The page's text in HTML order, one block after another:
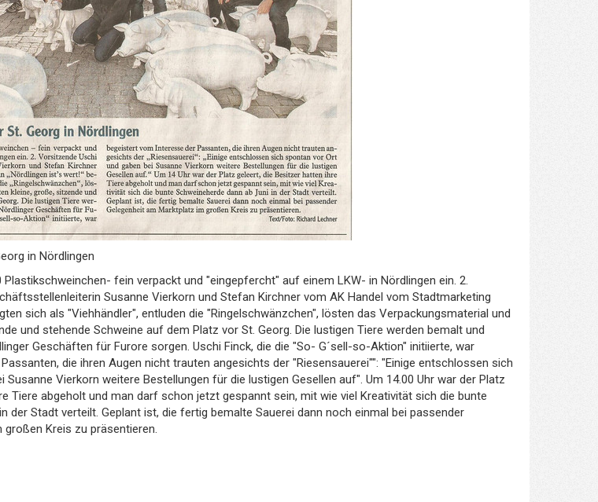
in Nördlingen
fein verpackt und "eingepfercht" auf einem LKW- in Nördlingen ein. 2.
Susanne Vierkorn und Stefan Kirchner vom AK Handel vom Stadtmarketing
sich als "Viehhändler", entluden die "Ringelschwänzchen", lösten das Verpackungsmaterial und
und stehende Schweine auf dem Platz vor St. Georg. Die lustigen Tiere werden bemalt und
Geschäften für Furore sorgen. Uschi Finck, die die "So- G´sell-so-Aktion" initiierte, war
die ihren Augen nicht trauten angesichts der "Riesensauerei"": "Einige entschlossen sich
Susanne Vierkorn weitere Bestellungen für die lustigen Gesellen auf". Um 14.00 Uhr war der Platz
Tiere abgeholt und man darf schon jetzt gespannt sein, mit wie viel Kreativität sich die bunte
der Stadt verteilt. Geplant ist, die fertig bemalte Sauerei dann noch einmal bei passender
Kreis zu präsentieren.